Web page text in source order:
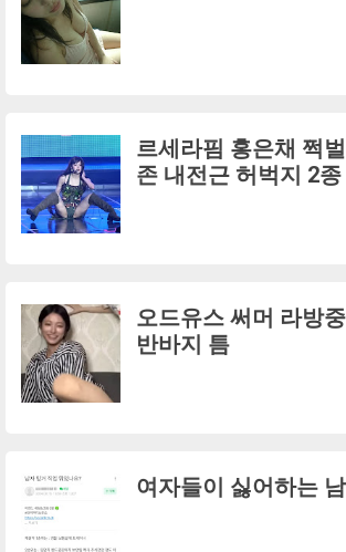
르세라핌 홍은채 쩍
존 내전근 허벅지 2
오드유스 써머 라방
반바지 틈
여자들이 싫어하는